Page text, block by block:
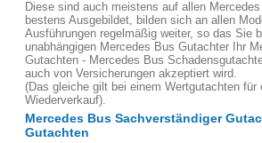
Diese sind auch meistens auf allen
bestens Ausgebildet, bilden sich an allen
Ausführungen regelmäßig weiter, so das Sie
unabhängigen Mercedes Bus Gutachter Ihr
Gutachten - Mercedes Bus
auch von Versicherungen akzeptiert wird.
(Das gleiche gilt bei einem Wertgutachten für
Wiederverkauf).
Mercedes Bus Sachverständiger
Gutachten